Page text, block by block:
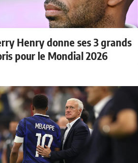
Henry donne ses 3 grands
pour le Mondial 2026